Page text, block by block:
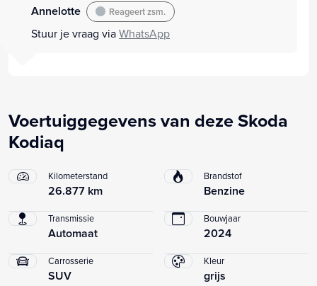
Annelotte Reageert zsm.
Stuur je vraag viaWhatsApp
Voertuiggegevens van deze Skoda
Kodiaq
Kilometerstand
26.877 km
Brandstof
Benzine
Transmissie
Automaat
Bouwjaar
2024
Carrosserie
SUV
Kleur
grijs